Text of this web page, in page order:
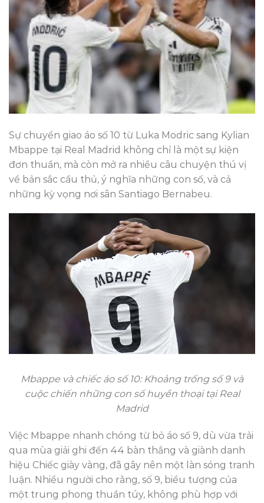
Sự chuyển giao áo số 10 từ Luka Modric sang Kylian
Mbappe tại Real Madrid không chỉ là một sự kiện
đơn thuần, mà còn mở ra nhiều câu chuyện thú vị
về bản sắc cầu thủ, ý nghĩa những con số, và cả
những kỳ vọng nơi sân Santiago Bernabeu.
Mbappe và chiếc áo số 10: Khoảng trống số 9 và
cuộc chiến những con số huyền thoại tại Real
Madrid
Việc Mbappe nhanh chóng từ bỏ áo số 9, dù vừa trải
qua mùa giải ghi đến 44 bàn thắng và giành danh
hiệu Chiếc giày vàng, đã gây nên một làn sóng tranh
luận. Nhiều người cho rằng, số 9, biểu tượng của
một trung phong thuần túy, không phù hợp với